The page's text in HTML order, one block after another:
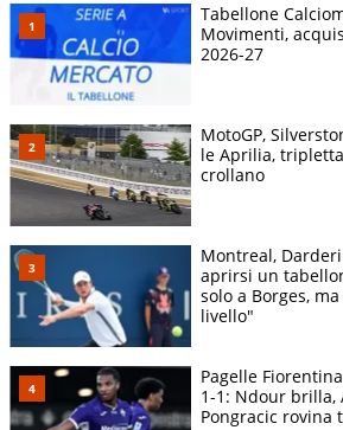
Tabellone
Movimenti,
2026-27
MotoGP,
le Aprilia,
crollano
Montreal,
aprirsi un
solo a Borges,
livello"
Pagelle
1-1: Ndour brilla,
Pongracic rovina